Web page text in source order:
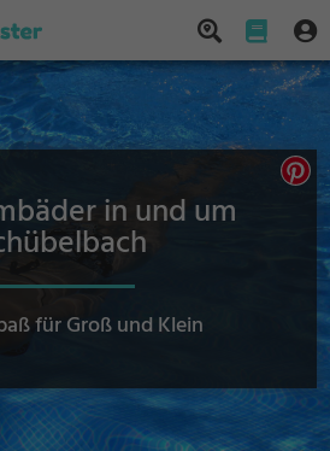
in und um
für Groß und Klein